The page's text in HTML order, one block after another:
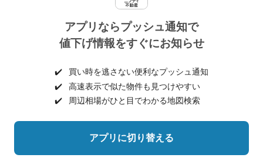
アプリならプッシュ通知で
値下げ情報をすぐにお知らせ
✔️
買い時を逃さない便利なプッシュ通知
✔️
高速表示で似た物件も見つけやすい
✔️
周辺相場がひと目でわかる地図検索
アプリに切り替える
個人情報保護ポリシー 利用規約
ヘルプ・お問い合わせ 採用情報
©NIFTY Lifestyle Co., Ltd.